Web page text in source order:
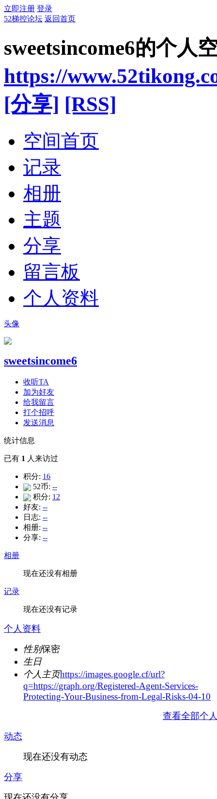
立即注册 登录
52梯控论坛 返回首页
sweetsincome6的个人
https://
[分享] [RSS]
空间首页
记录
相册
主题
分享
留言板
个人资料
头像
sweetsincome6
收听TA
加为好友
给我留言
打个招呼
发送消息
统计信息
已有 1 人来访过
积分: 16
52币: --
积分: 12
好友: --
日志: --
相册: --
分享: --
相册
现在还没有相册
记录
现在还没有记录
个人资料
性别保密
生日
个人主页https://images.google.cf/url?
q=https://graph.org/Registered-Agent-Services-
Protecting-Your-Business-from-Legal-Risks-04-10
查看全部个
动态
现在还没有动态
分享